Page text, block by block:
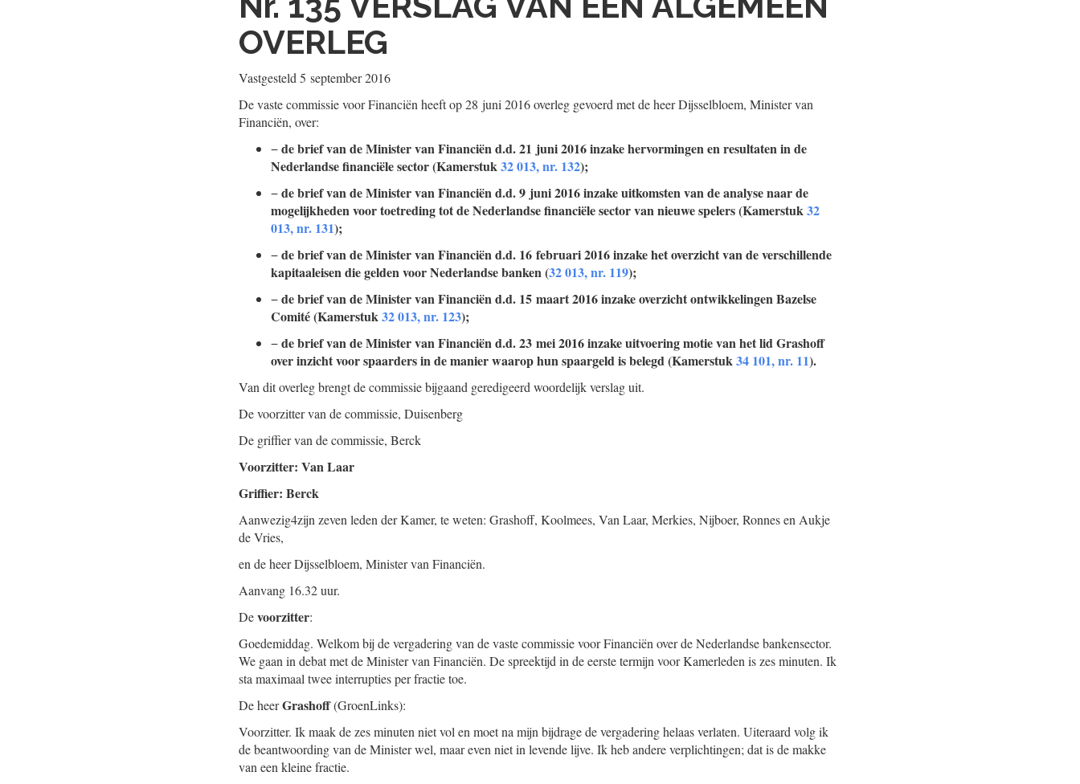
OVERLEG
Vastgesteld 5 september 2016
De vaste commissie voor Financiën heeft op 28 juni 2016 overleg gevoerd met de heer Dijsselbloem, Minister van
Financiën, over:
−de brief van de Minister van Financiën d.d. 21 juni 2016 inzake hervormingen en resultaten in de
Nederlandse financiële sector (Kamerstuk32 013, nr. 132);
−de brief van de Minister van Financiën d.d. 9 juni 2016 inzake uitkomsten van de analyse naar de
mogelijkheden voor toetreding tot de Nederlandse financiële sector van nieuwe spelers (Kamerstuk32
013, nr. 131);
−de brief van de Minister van Financiën d.d. 16 februari 2016 inzake het overzicht van de verschillende
kapitaaleisen die gelden voor Nederlandse banken (32 013, nr. 119);
−de brief van de Minister van Financiën d.d. 15 maart 2016 inzake overzicht ontwikkelingen Bazelse
Comité (Kamerstuk32 013, nr. 123);
−de brief van de Minister van Financiën d.d. 23 mei 2016 inzake uitvoering motie van het lid Grashoff
over inzicht voor spaarders in de manier waarop hun spaargeld is belegd (Kamerstuk34 101, nr. 11).
Van dit overleg brengt de commissie bijgaand geredigeerd woordelijk verslag uit.
De voorzitter van de commissie, Duisenberg
De griffier van de commissie, Berck
Voorzitter: Van Laar
Griffier: Berck
Aanwezig4zijn zeven leden der Kamer, te weten: Grashoff, Koolmees, Van Laar, Merkies, Nijboer, Ronnes en Aukje
de Vries,
en de heer Dijsselbloem, Minister van Financiën.
Aanvang 16.32 uur.
Devoorzitter:
Goedemiddag. Welkom bij de vergadering van de vaste commissie voor Financiën over de Nederlandse bankensector.
We gaan in debat met de Minister van Financiën. De spreektijd in de eerste termijn voor Kamerleden is zes minuten. Ik
sta maximaal twee interrupties per fractie toe.
De heerGrashoff(GroenLinks):
Voorzitter. Ik maak de zes minuten niet vol en moet na mijn bijdrage de vergadering helaas verlaten. Uiteraard volg ik
de beantwoording van de Minister wel, maar even niet in levende lijve. Ik heb andere verplichtingen; dat is de makke
van een kleine fractie.